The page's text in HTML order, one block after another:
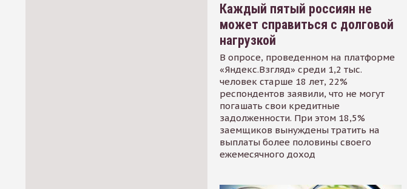
Каждый пятый россиян не
может справиться с долговой
нагрузкой
В опросе, проведенном на платформе
«Яндекс.Взгляд» среди 1,2 тыс.
человек старше 18 лет, 22%
респондентов заявили, что не могут
погашать свои кредитные
задолженности. При этом 18,5%
заемщиков вынуждены тратить на
выплаты более половины своего
ежемесячного доход